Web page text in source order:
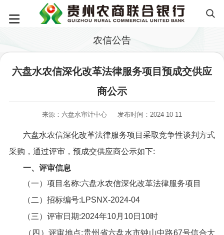
农信公告
六盘水农信深化改革法律服务项目预成交供应
商公示
来源：六盘水审计中心 发布时间：2024-10-11
六盘水农信深化改革法律服务项目采取竞争性谈判方式
采购，通过评审，预成交供应商公示如下:
一、评审信息
（一）项目名称:六盘水农信深化改革法律服务项目
（二）招标编号:LPSNX-2024-04
（三）评审日期:2024年10月10日10时
（四）评审地点:贵州省六盘水市钟山中路67号信合大